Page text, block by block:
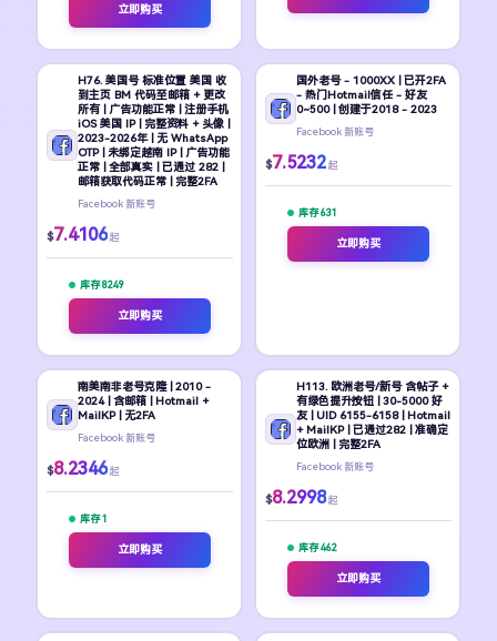
立即购买
H76. 美国号 标准位置 美国 收
到主页 BM 代码至邮箱 + 更改
所有 | 广告功能正常 | 注册手机
iOS 美国 IP | 完整资料 + 头像 |
2023-2026年 | 无 WhatsApp
OTP | 未绑定越南 IP | 广告功能
正常 | 全部真实 | 已通过 282 |
邮箱获取代码正常 | 完整2FA
Facebook 新账号
$7.4106 起
库存 8249
立即购买
国外老号 - 1000XX | 已开2FA
- 热门Hotmail信任 - 好友
0~500 | 创建于2018 - 2023
Facebook 新账号
$7.5232 起
库存 631
立即购买
南美南非老号克隆 | 2010 -
2024 | 含邮箱 | Hotmail +
MailKP | 无2FA
Facebook 新账号
$8.2346 起
库存 1
立即购买
H113. 欧洲老号/新号 含帖子 +
有绿色提升按钮 | 30-5000 好
友 | UID 6155-6158 | Hotmail
+ MailKP | 已通过282 | 准确定
位欧洲 | 完整2FA
Facebook 新账号
$8.2998 起
库存 462
立即购买